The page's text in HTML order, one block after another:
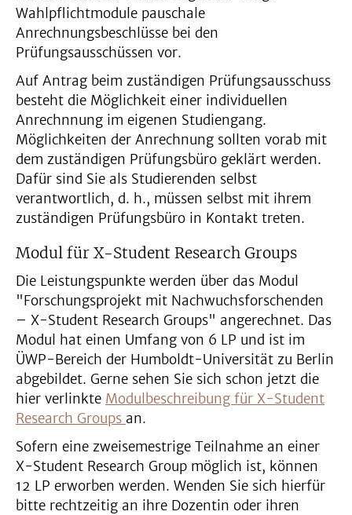
Wahlpflichtmodule pauschale
Anrechnungsbeschlüsse bei den
Prüfungsausschüssen vor.
Auf Antrag beim zuständigen Prüfungsausschuss
besteht die Möglichkeit einer individuellen
Anrechnnung im eigenen Studiengang.
Möglichkeiten der Anrechnung sollten vorab mit
dem zuständigen Prüfungsbüro geklärt werden.
Dafür sind Sie als Studierenden selbst
verantwortlich, d. h., müssen selbst mit ihrem
zuständigen Prüfungsbüro in Kontakt treten.
Modul für X-Student Research Groups
Die Leistungspunkte werden über das Modul
"Forschungsprojekt mit Nachwuchsforschenden
– X-Student Research Groups" angerechnet. Das
Modul hat einen Umfang von 6 LP und ist im
ÜWP-Bereich der Humboldt-Universität zu Berlin
abgebildet. Gerne sehen Sie sich schon jetzt die
hier verlinkte Modulbeschreibung für X-Student
Research Groups an.
Sofern eine zweisemestrige Teilnahme an einer
X-Student Research Group möglich ist, können
12 LP erworben werden. Wenden Sie sich hierfür
bitte rechtzeitig an ihre Dozentin oder ihren